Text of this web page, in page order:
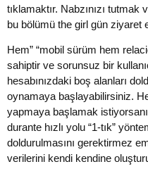
tıklamaktır. Nabzınızı
bu bölümü the girl gün ziyaret
Hem” “mobil sürüm hem
sahiptir ve sorunsuz bir
hesabınızdaki boş alanları
oynamaya başlayabilirsiniz.
yapmaya başlamak
durante hızlı yolu “1-tık”
doldurulmasını gerektirmez
verilerini kendi kendine